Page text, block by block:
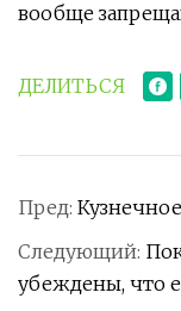
вообще
ДЕЛИТЬСЯ
Пред:
Следующий:
убеждены, что